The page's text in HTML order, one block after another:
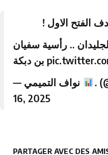
الفتح الاول !
.. رأسية سفيان
.
16, 2025
PARTAGER AVEC DES